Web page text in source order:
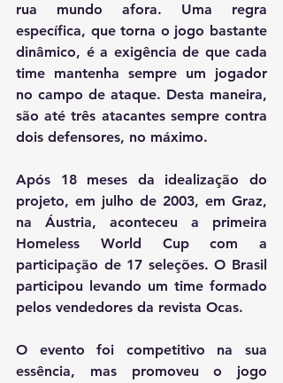
rua mundo afora. Uma regra
específica, que torna o jogo bastante
dinâmico, é a exigência de que cada
time mantenha sempre um jogador
no campo de ataque. Desta maneira,
são até três atacantes sempre contra
dois defensores, no máximo.
Após 18 meses da idealização do
projeto, em julho de 2003, em Graz,
na Áustria, aconteceu a primeira
Homeless World Cup com a
participação de 17 seleções. O Brasil
participou levando um time formado
pelos vendedores da revista Ocas.
O evento foi competitivo na sua
essência, mas promoveu o jogo